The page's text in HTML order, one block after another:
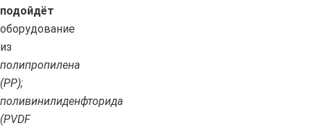
подойдёт
оборудование
из
полипропилена
(PP);
поливинилиденфторида
(PVDF